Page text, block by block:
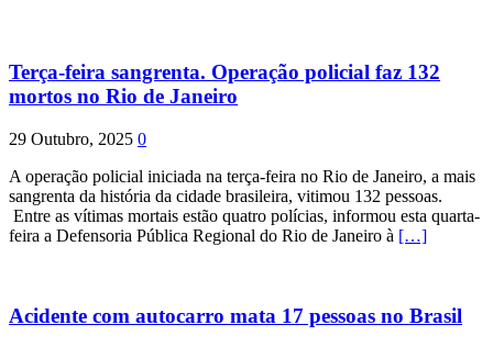
Terça-feira sangrenta. Operação policial faz 132
mortos no Rio de Janeiro
29 Outubro, 2025 0
A operação policial iniciada na terça-feira no Rio de Janeiro, a mais
sangrenta da história da cidade brasileira, vitimou 132 pessoas.
Entre as vítimas mortais estão quatro polícias, informou esta quarta-
feira a Defensoria Pública Regional do Rio de Janeiro à […]
Acidente com autocarro mata 17 pessoas no Brasil